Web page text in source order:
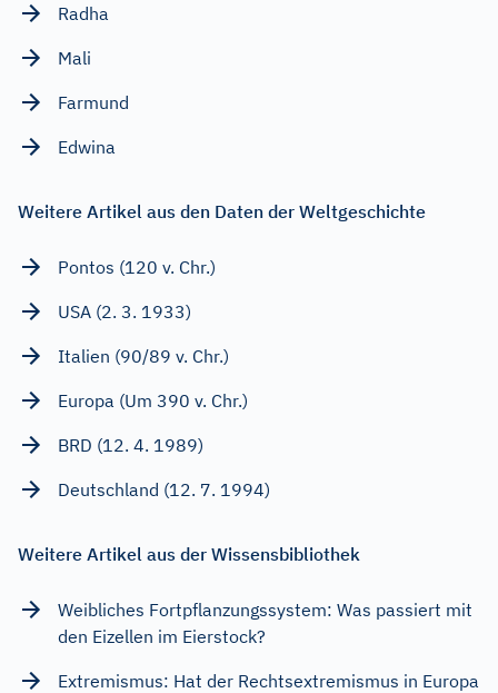
Radha
Mali
Farmund
Edwina
Weitere Artikel aus den Daten der Weltgeschichte
Pontos (120 v. Chr.)
USA (2. 3. 1933)
Italien (90/89 v. Chr.)
Europa (Um 390 v. Chr.)
BRD (12. 4. 1989)
Deutschland (12. 7. 1994)
Weitere Artikel aus der Wissensbibliothek
Weibliches Fortpflanzungssystem: Was passiert mit
den Eizellen im Eierstock?
Extremismus: Hat der Rechtsextremismus in Europa